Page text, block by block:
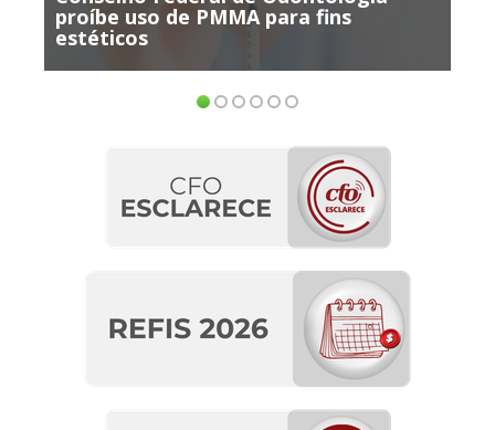
fins participar de Consulta Pública
ensino EaD